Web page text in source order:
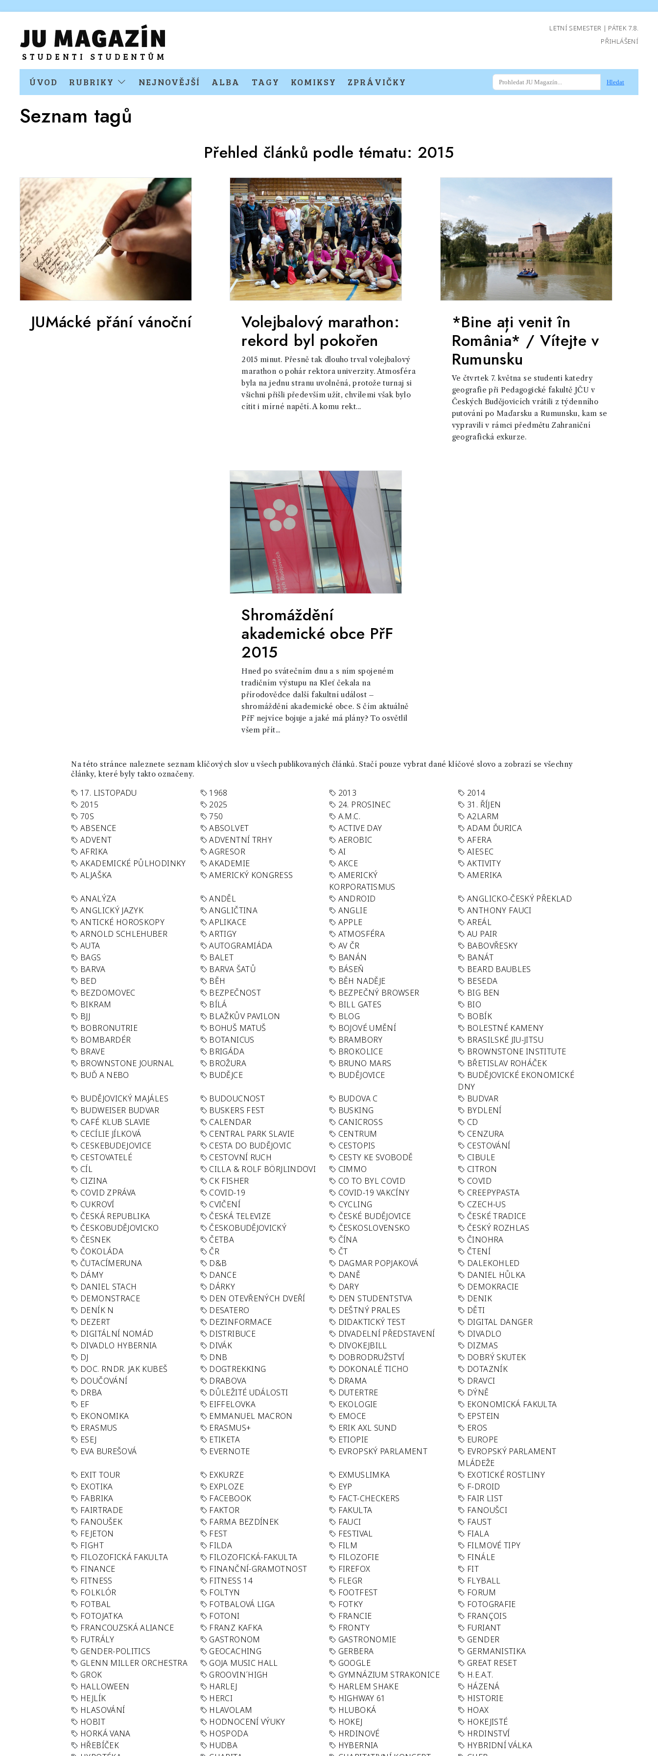
LETNÍ SEMESTER | PÁTEK 7.8.
PŘIHLÁŠENÍ
ÚVOD RUBRIKY NEJNOVĚJŠÍ ALBA TAGY KOMIKSY ZPRÁVIČKY Hledat
Seznam tagů
Přehled článků podle tématu: 2015
JUMácké přání vánoční
Volejbalový marathon:
rekord byl pokořen
2015 minut. Přesně tak dlouho trval volejbalový
marathon o pohár rektora univerzity. Atmosféra
byla na jednu stranu uvolněná, protože turnaj si
všichni přišli především užít, chvílemi však bylo
cítit i mírné napětí. A komu rekt...
*Bine ați venit în
România* / Vítejte v
Rumunsku
Ve čtvrtek 7. května se studenti katedry
geografie při Pedagogické fakultě JČU v
Českých Budějovicích vrátili z týdenního
putování po Maďarsku a Rumunsku, kam se
vypravili v rámci předmětu Zahraniční
geografická exkurze.
Shromáždění
akademické obce PřF
2015
Hned po svátečním dnu a s ním spojeném
tradičním výstupu na Kleť čekala na
přírodovědce další fakultní událost –
shromáždění akademické obce. S čím aktuálně
PřF nejvíce bojuje a jaké má plány? To osvětlil
všem přít...
Na této stránce naleznete seznam klíčových slov u všech publikovaných článků. Stačí pouze vybrat dané klíčové slovo a zobrazí se všechny
články, které byly takto označeny.
17. LISTOPADU 1968 2013
2014
2015
2025 24. PROSINEC
31. ŘÍJEN
70S
750 A.M.C.
A2LARM
ABSENCE
ABSOLVET ACTIVE DAY
ADAM ĎURICA
ADVENT
ADVENTNÍ TRHY AEROBIC
AFERA
AFRIKA
AGRESOR AI
AIESEC
AKADEMICKÉ PŮLHODINKY
AKADEMIE AKCE
AKTIVITY
ALJAŠKA
AMERICKÝ KONGRESS
AMERICKÝ
KORPORATISMUS
AMERIKA
ANALÝZA ANDĚL ANDROID
ANGLICKO-ČESKÝ PŘEKLAD
ANGLICKÝ JAZYK
ANGLIČTINA ANGLIE
ANTHONY FAUCI
ANTICKÉ HOROSKOPY
APLIKACE APPLE
AREÁL
ARNOLD SCHLEHUBER
ARTIGY ATMOSFÉRA
AU PAIR
AUTA
AUTOGRAMIÁDA AV ČR
BABOVŘESKY
BAGS
BALET BANÁN
BANÁT
BARVA
BARVA ŠATŮ BÁSEŇ
BEARD BAUBLES
BED
BĚH BĚH NADĚJE
BESEDA
BEZDOMOVEC
BEZPEČNOST BEZPEČNÝ BROWSER
BIG BEN
BIKRAM
BÍLÁ BILL GATES
BIO
BJJ
BLAŽKŮV PAVILON BLOG
BOBÍK
BOBRONUTRIE
BOHUŠ MATUŠ BOJOVÉ UMĚNÍ
BOLESTNÉ KAMENY
BOMBARDÉR
BOTANICUS BRAMBORY
BRASILSKÉ JIU-JITSU
BRAVE
BRIGÁDA BROKOLICE
BROWNSTONE INSTITUTE
BROWNSTONE JOURNAL
BROŽURA BRUNO MARS
BŘETISLAV ROHÁČEK
BUĎ A NEBO
BUDĚJCE BUDĚJOVICE
BUDĚJOVICKÉ EKONOMICKÉ
DNY
BUDĚJOVICKÝ MAJÁLES
BUDOUCNOST BUDOVA C
BUDVAR
BUDWEISER BUDVAR
BUSKERS FEST BUSKING
BYDLENÍ
CAFÉ KLUB SLAVIE
CALENDAR CANICROSS
CD
CECÍLIE JÍLKOVÁ
CENTRAL PARK SLAVIE CENTRUM
CENZURA
CESKEBUDEJOVICE
CESTA DO BUDĚJOVIC CESTOPIS
CESTOVÁNÍ
CESTOVATELÉ
CESTOVNÍ RUCH CESTY KE SVOBODĚ
CIBULE
CÍL
CILLA & ROLF BÖRJLINDOVI CIMMO
CITRON
CIZINA
CK FISHER CO TO BYL COVID
COVID
COVID ZPRÁVA
COVID-19 COVID-19 VAKCÍNY
CREEPYPASTA
CUKROVÍ
CVIČENÍ CYCLING
CZECH-US
ČESKÁ REPUBLIKA
ČESKÁ TELEVIZE ČESKÉ BUDĚJOVICE
ČESKÉ TRADICE
ČESKOBUDĚJOVICKO
ČESKOBUDĚJOVICKÝ ČESKOSLOVENSKO
ČESKÝ ROZHLAS
ČESNEK
ČETBA ČÍNA
ČINOHRA
ČOKOLÁDA
ČR ČT
ČTENÍ
ČUTACÍMERUNA
D&B DAGMAR POPJAKOVÁ
DALEKOHLED
DÁMY
DANCE DANĚ
DANIEL HŮLKA
DANIEL STACH
DÁRKY DARY
DEMOKRACIE
DEMONSTRACE
DEN OTEVŘENÝCH DVEŘÍ DEN STUDENTSTVA
DENIK
DENÍK N
DESATERO DEŠTNÝ PRALES
DĚTI
DEZERT
DEZINFORMACE DIDAKTICKÝ TEST
DIGITAL DANGER
DIGITÁLNÍ NOMÁD
DISTRIBUCE DIVADELNÍ PŘEDSTAVENÍ
DIVADLO
DIVADLO HYBERNIA
DIVÁK DIVOKEJBILL
DIZMAS
DJ
DNB DOBRODRUŽSTVÍ
DOBRÝ SKUTEK
DOC. RNDR. JAK KUBEŠ
DOGTREKKING DOKONALÉ TICHO
DOTAZNÍK
DOUČOVÁNÍ
DRABOVA DRAMA
DRAVCI
DRBA
DŮLEŽITÉ UDÁLOSTI DUTERTRE
DÝNĚ
EF
EIFFELOVKA EKOLOGIE
EKONOMICKÁ FAKULTA
EKONOMIKA
EMMANUEL MACRON EMOCE
EPSTEIN
ERASMUS
ERASMUS+ ERIK AXL SUND
EROS
ESEJ
ETIKETA ETIOPIE
EUROPE
EVA BUREŠOVÁ
EVERNOTE EVROPSKÝ PARLAMENT
EVROPSKÝ PARLAMENT
MLÁDEŽE
EXIT TOUR
EXKURZE EXMUSLIMKA
EXOTICKÉ ROSTLINY
EXOTIKA
EXPLOZE EYP
F-DROID
FABRIKA
FACEBOOK FACT-CHECKERS
FAIR LIST
FAIRTRADE
FAKTOR FAKULTA
FANOUŠCI
FANOUŠEK
FARMA BEZDÍNEK FAUCI
FAUST
FEJETON
FEST FESTIVAL
FIALA
FIGHT
FILDA FILM
FILMOVÉ TIPY
FILOZOFICKÁ FAKULTA
FILOZOFICKÁ-FAKULTA FILOZOFIE
FINÁLE
FINANCE
FINANČNÍ-GRAMOTNOST FIREFOX
FIT
FITNESS
FITNESS 14 FLEGR
FLYBALL
FOLKLÓR
FOLTYN FOOTFEST
FORUM
FOTBAL
FOTBALOVÁ LIGA FOTKY
FOTOGRAFIE
FOTOJATKA
FOTONI FRANCIE
FRANÇOIS
FRANCOUZSKÁ ALIANCE
FRANZ KAFKA FRONTY
FURIANT
FUTRÁLY
GASTRONOM GASTRONOMIE
GENDER
GENDER-POLITICS
GEOCACHING GERBERA
GERMANISTIKA
GLENN MILLER ORCHESTRA
GOJA MUSIC HALL GOOGLE
GREAT RESET
GROK
GROOVIN´HIGH GYMNÁZIUM STRAKONICE
H.E.A.T.
HALLOWEEN
HARLEJ HARLEM SHAKE
HÁZENÁ
HEJLÍK
HERCI HIGHWAY 61
HISTORIE
HLASOVÁNÍ
HLAVOLAM HLUBOKÁ
HOAX
HOBIT
HODNOCENÍ VÝUKY HOKEJ
HOKEJISTÉ
HORKÁ VANA
HOSPODA HRDINOVÉ
HRDINSTVÍ
HŘEBÍČEK
HUDBA HYBERNIA
HYBRIDNÍ VÁLKA